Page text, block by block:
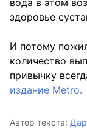
здоровье
И потому
количество
привычку
издание Metro.
Автор текста: